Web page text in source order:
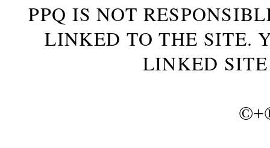
PPQ IS NOT
LINKED TO THE SITE.
LINKED
©+